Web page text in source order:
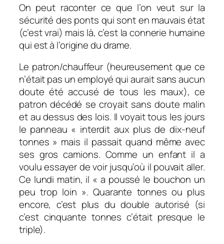
On peut raconter ce que l’on veut sur la
sécurité des ponts qui sont en mauvais état
(c’est vrai) mais là, c’est la connerie humaine
qui est à l’origine du drame.
Le patron/chauffeur (heureusement que ce
n’était pas un employé qui aurait sans aucun
doute été accusé de tous les maux), ce
patron décédé se croyait sans doute malin
et au dessus des lois. Il voyait tous les jours
le panneau « interdit aux plus de dix-neuf
tonnes » mais il passait quand même avec
ses gros camions. Comme un enfant il a
voulu essayer de voir jusqu’où il pouvait aller.
Ce lundi matin, il « a poussé le bouchon un
peu trop loin ». Quarante tonnes ou plus
encore, c’est plus du double autorisé (si
c’est cinquante tonnes c’était presque le
triple).